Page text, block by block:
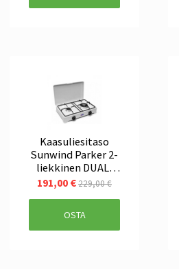
Kaasuliesitaso
Sunwind Parker 2-
liekkinen DUAL,
tehokas
191,00 €229,00 €
OSTA